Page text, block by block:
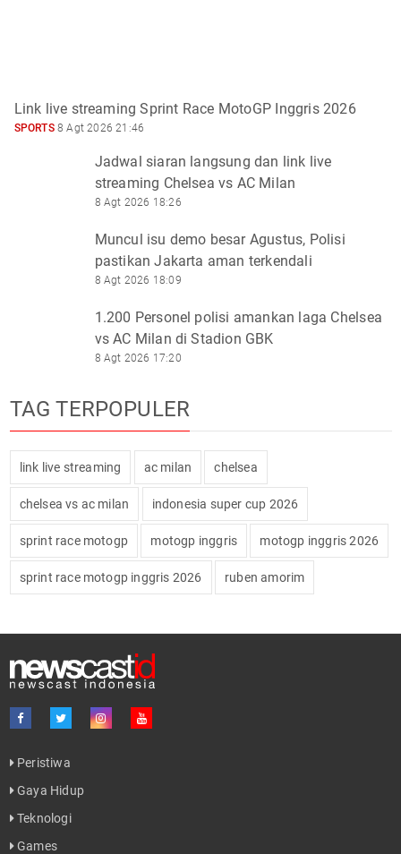
Link live streaming Sprint Race MotoGP Inggris 2026
SPORTS8 Agt 2026 21:46
Jadwal siaran langsung dan link live
streaming Chelsea vs AC Milan
8 Agt 2026 18:26
Muncul isu demo besar Agustus, Polisi
pastikan Jakarta aman terkendali
8 Agt 2026 18:09
1.200 Personel polisi amankan laga Chelsea
vs AC Milan di Stadion GBK
8 Agt 2026 17:20
TAG TERPOPULER
link live streaming ac milan chelsea
chelsea vs ac milan indonesia super cup 2026
sprint race motogp motogp inggris motogp inggris 2026
sprint race motogp inggris 2026 ruben amorim
Peristiwa
Gaya Hidup
Teknologi
Games